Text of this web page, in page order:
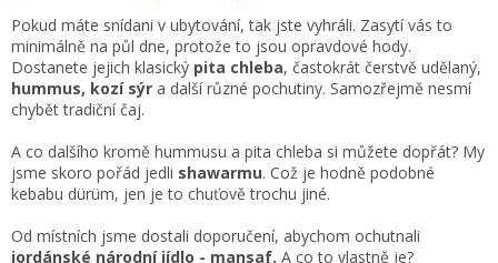
Pokud máte snídani v ubytování, tak jste vyhráli. Zasytí vás to
minimálně na půl dne, protože to jsou opravdové hody.
Dostanete jejich klasický pita chleba, častokrát čerstvě udělaný,
hummus, kozí sýr a další různé pochutiny. Samozřejmě nesmí
chybět tradiční čaj.
A co dalšího kromě hummusu a pita chleba si můžete dopřát? My
jsme skoro pořád jedli shawarmu. Což je hodně podobné
kebabu dürüm, jen je to chuťově trochu jiné.
Od místních jsme dostali doporučení, abychom ochutnali
jordánské národní jídlo - mansaf. A co to vlastně je?